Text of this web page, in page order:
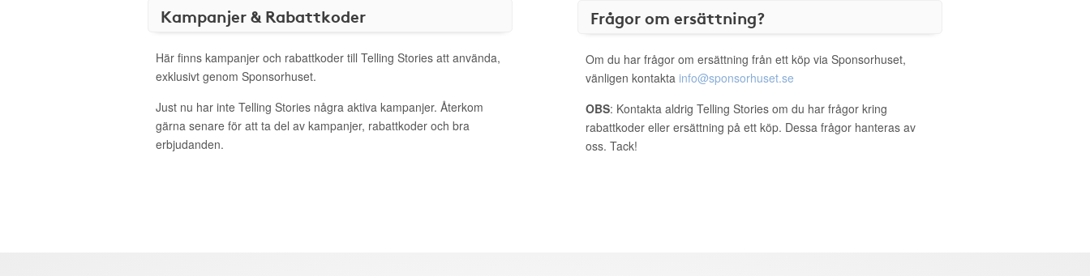
Kampanjer & Rabattkoder
Här finns kampanjer och rabattkoder till Telling Stories att använda,
exklusivt genom Sponsorhuset.
Just nu har inte Telling Stories några aktiva kampanjer. Återkom
gärna senare för att ta del av kampanjer, rabattkoder och bra
erbjudanden.
Frågor om ersättning?
Om du har frågor om ersättning från ett köp via Sponsorhuset,
vänligen kontakta info@sponsorhuset.se
OBS: Kontakta aldrig Telling Stories om du har frågor kring
rabattkoder eller ersättning på ett köp. Dessa frågor hanteras av
oss. Tack!